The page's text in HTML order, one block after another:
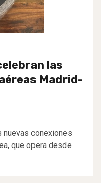
las
Madrid-
nuevas conexiones
que opera desde